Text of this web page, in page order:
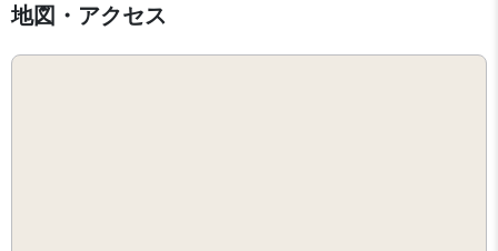
地図・アクセス